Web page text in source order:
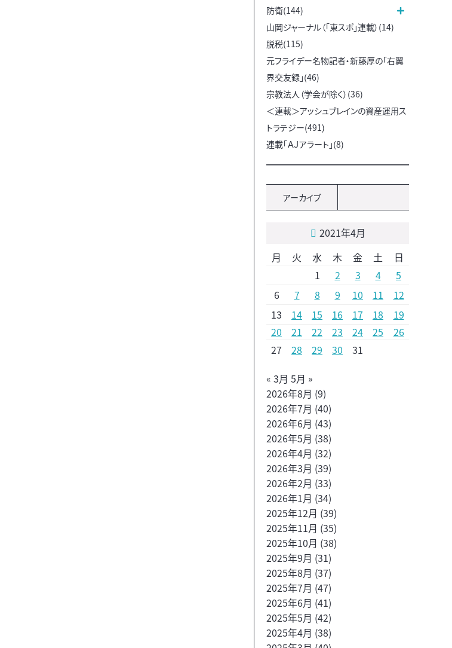
防衛(144)
山岡ジャーナル（「東スポ」連載）(14)
脱税(115)
元フライデー名物記者・新藤厚の「右翼
界交友録」(46)
宗教法人（学会が除く）(36)
＜連載＞アッシュブレインの資産運用ス
トラテジー(491)
連載「ＡＪアラート」(8)
アーカイブ
2021年4月
月
火 水 木 金 土
日
1
2 3 4
5
6
7 8 9 10 11
12
13
14 15 16 17 18
19
20
21 22 23 24 25
26
27
28 29 30
31
« 3月 5月 »
2026年8月 (9)
2026年7月 (40)
2026年6月 (43)
2026年5月 (38)
2026年4月 (32)
2026年3月 (39)
2026年2月 (33)
2026年1月 (34)
2025年12月 (39)
2025年11月 (35)
2025年10月 (38)
2025年9月 (31)
2025年8月 (37)
2025年7月 (47)
2025年6月 (41)
2025年5月 (42)
2025年4月 (38)